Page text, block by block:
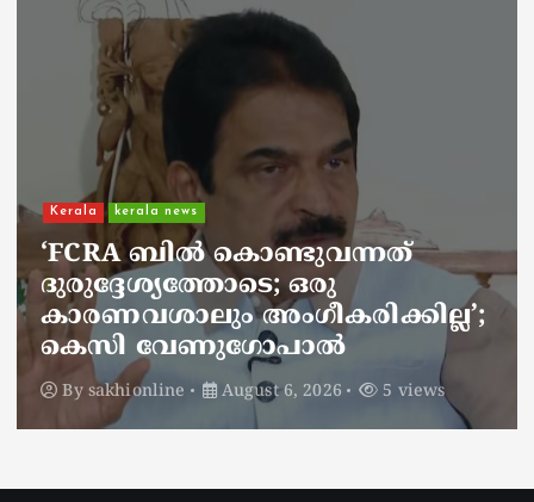
kerala news
ചാലിശേരിയില്‍ സര്‍ക്കാര്‍
ജനകീയ ആരോഗ്യകേന്ദ്രത്തില്‍
നഴ്സിന് അണലിയുടെ കടിയേറ്റു;
അണലിയുടെ കടിയേറ്റത്
ഡ്യൂട്ടിക്കിടെ
By sakhionline August 6, 2026 4 views